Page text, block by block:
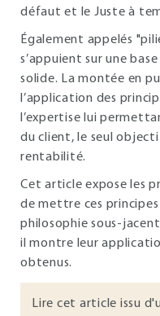
défaut et le Juste à
Également appelés
s’appuient sur une
solide. La montée en
l’application des
l’expertise lui
du client, le seul
rentabilité.
Cet article expose les
de mettre ces
philosophie sous-
il montre leur
obtenus.
Lire cet article issu